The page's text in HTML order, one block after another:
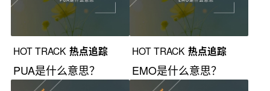
HOT TRACK 热点追踪
PUA是什么意思？
HOT TRACK 热点追踪
EMO是什么意思？